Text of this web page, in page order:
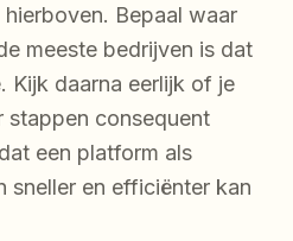
Bepaal waar
meeste bedrijven is dat
Kijk daarna eerlijk of je
stappen consequent
een platform als
sneller en efficiënter kan